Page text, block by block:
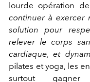
lourde opération
continuer à exercer
solution pour
relever le corps
cardiaque, et
pilates et yoga, les
surtout